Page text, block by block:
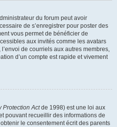
du forum peut avoir
de s’enregistrer pour poster des
vous permet de bénéficier de
aux invités comme les avatars
de courriels aux autres membres,
d’un compte est rapide et vivement
Protection Actde 1998) est une loi aux
pouvant recueillir des informations de
le consentement écrit des parents